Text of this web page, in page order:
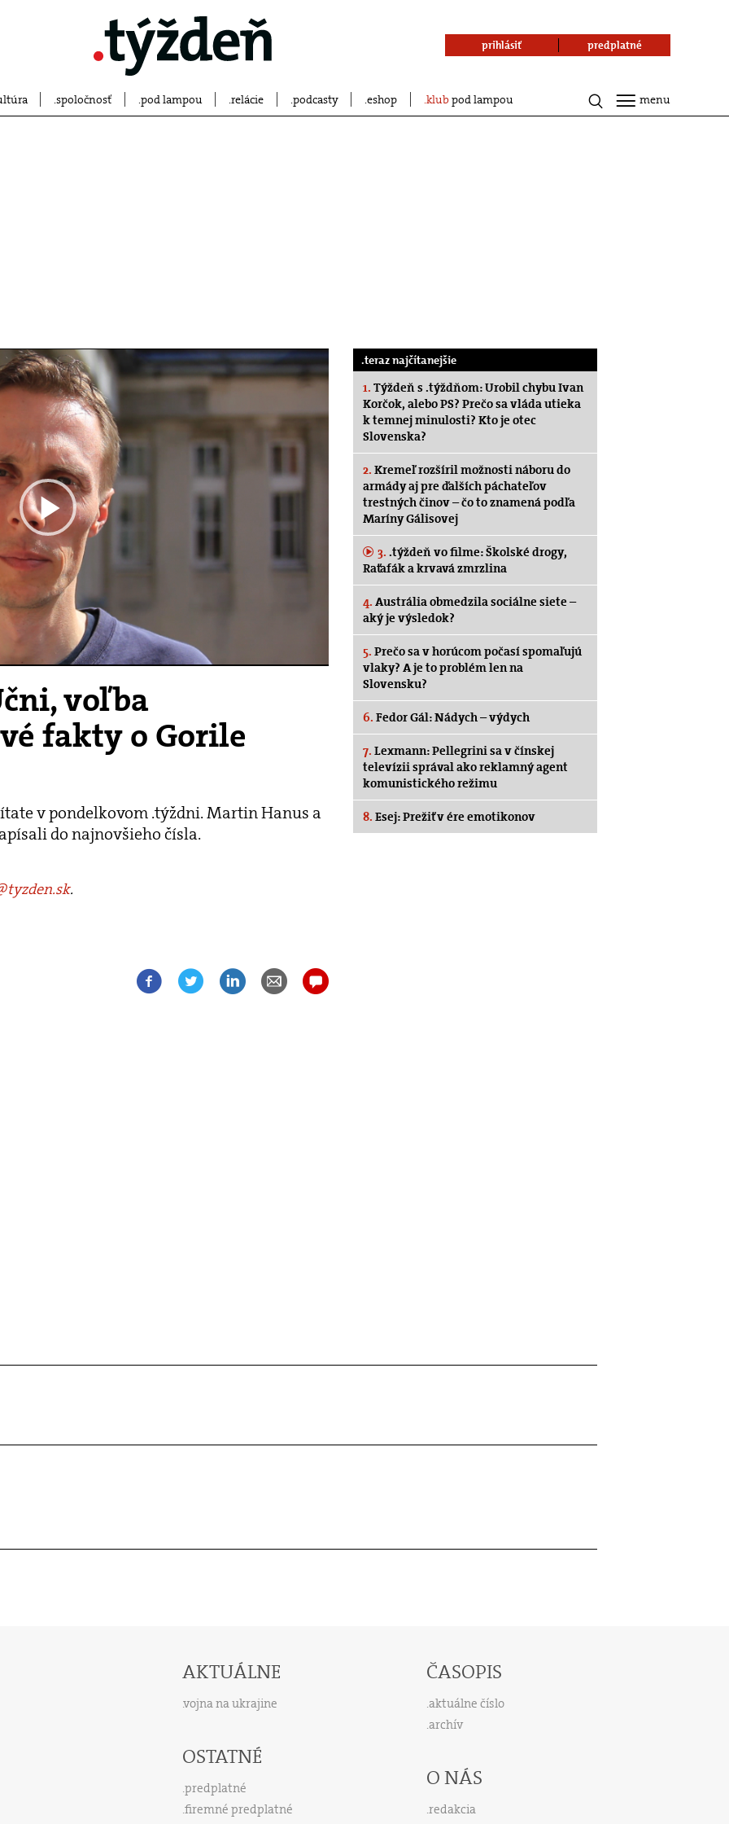
spoločnosť pod lampou relácie podcasty eshop klubpod lampou
prihlásiť predplatné
menu
Play
Video
voľba
fakty o Gorile
v pondelkovom .týždni. Martin Hanus a
do najnovšieho čísla.
.
.teraz najčítanejšie
1. Týždeň s .týždňom: Urobil chybu Ivan
Korčok, alebo PS? Prečo sa vláda utieka
k temnej minulosti? Kto je otec
Slovenska?
2. Kremeľ rozšíril možnosti náboru do
armády aj pre ďalších páchateľov
trestných činov – čo to znamená podľa
Maríny Gálisovej
3. .týždeň vo filme: Školské drogy,
Raťafák a krvavá zmrzlina
4. Austrália obmedzila sociálne siete –
aký je výsledok?
5. Prečo sa v horúcom počasí spomaľujú
vlaky? A je to problém len na
Slovensku?
6. Fedor Gál: Nádych – výdych
7. Lexmann: Pellegrini sa v čínskej
televízii správal ako reklamný agent
komunistického režimu
8. Esej: Prežiť v ére emotikonov
AKTUÁLNE
vojna na ukrajine
OSTATNÉ
predplatné
firemné predplatné
ČASOPIS
aktuálne číslo
archív
O NÁS
redakcia